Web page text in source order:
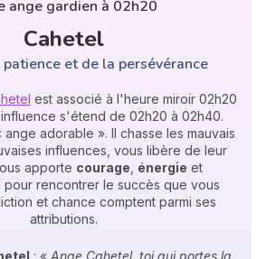
ange gardien à 02h20
Cahetel
et de la persévérance
est associé à l'heure miroir 02h20
s'étend de 02h20 à 02h40.
ange adorable ». Il chasse les mauvais
influences, vous libère de leur
apporte courage énergie et
pour rencontrer le succès que vous
et chance comptent parmi ses
attributions.
: « Ange Cahetel, toi qui portes la